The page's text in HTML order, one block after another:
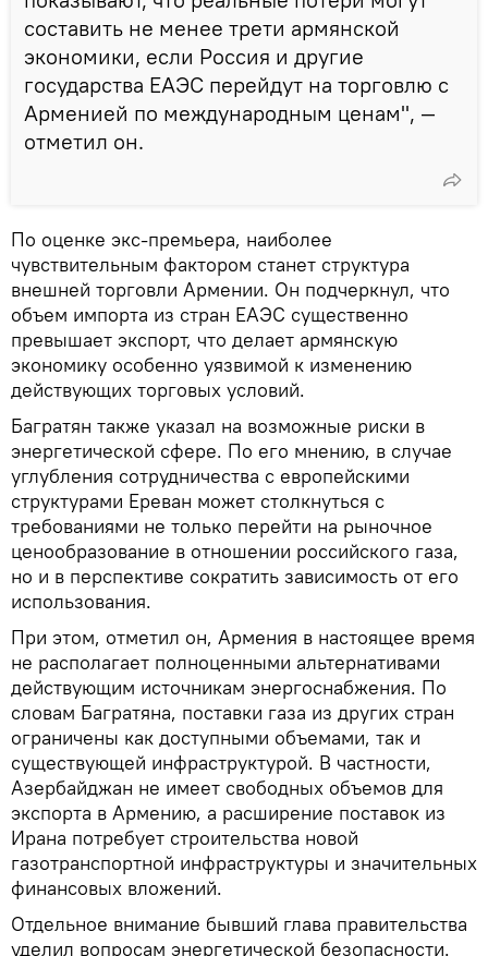
составить не менее трети армянской
экономики, если Россия и другие
государства ЕАЭС перейдут на торговлю с
Арменией по международным ценам", —
отметил он.
По оценке экс-премьера, наиболее
чувствительным фактором станет структура
внешней торговли Армении. Он подчеркнул, что
объем импорта из стран ЕАЭС существенно
превышает экспорт, что делает армянскую
экономику особенно уязвимой к изменению
действующих торговых условий.
Багратян также указал на возможные риски в
энергетической сфере. По его мнению, в случае
углубления сотрудничества с европейскими
структурами Ереван может столкнуться с
требованиями не только перейти на рыночное
ценообразование в отношении российского газа,
но и в перспективе сократить зависимость от его
использования.
При этом, отметил он, Армения в настоящее время
не располагает полноценными альтернативами
действующим источникам энергоснабжения. По
словам Багратяна, поставки газа из других стран
ограничены как доступными объемами, так и
существующей инфраструктурой. В частности,
Азербайджан не имеет свободных объемов для
экспорта в Армению, а расширение поставок из
Ирана потребует строительства новой
газотранспортной инфраструктуры и значительных
финансовых вложений.
Отдельное внимание бывший глава правительства
уделил вопросам энергетической безопасности.